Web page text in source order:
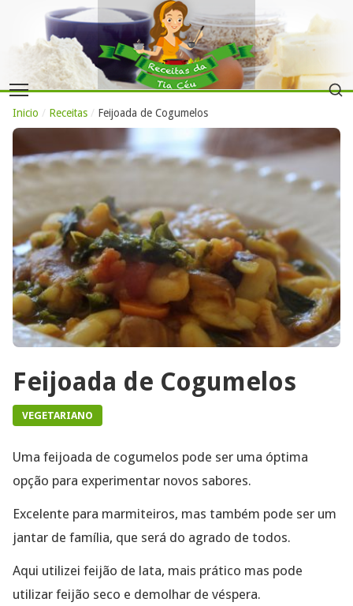
Inicio / Receitas / Feijoada de Cogumelos
Feijoada de Cogumelos
VEGETARIANO
Uma feijoada de cogumelos pode ser uma óptima
opção para experimentar novos sabores.
Excelente para marmiteiros, mas também pode ser um
jantar de família, que será do agrado de todos.
Aqui utilizei feijão de lata, mais prático mas pode
utilizar feijão seco e demolhar de véspera.